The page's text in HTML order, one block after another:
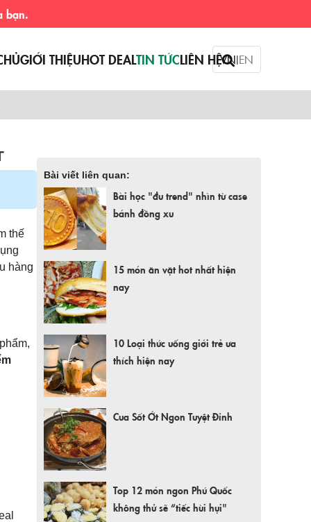
GIỚI THIỆUHOT DEALTIN TỨCLIÊN HỆVN|EN
thế
hàng
Bài viết liên quan:
Bài học "đu trend" nhìn từ case
bánh đồng xu
15 món ăn vặt hot nhất hiện
nay
10 Loại thức uống giới trẻ ưa
thích hiện nay
Cua Sốt Ớt Ngon Tuyệt Đỉnh
Top 12 món ngon Phú Quốc
không thử sẽ “tiếc hùi hụi"